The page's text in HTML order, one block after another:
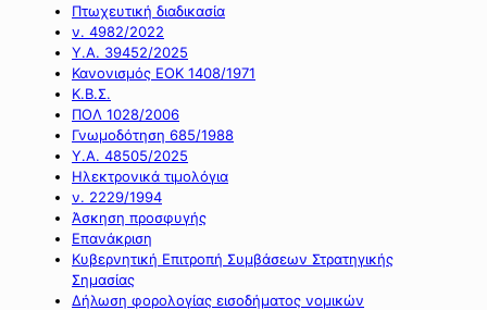
Πτωχευτική διαδικασία
ν. 4982/2022
Υ.Α. 39452/2025
Κανονισμός ΕΟΚ 1408/1971
Κ.Β.Σ.
ΠΟΛ 1028/2006
Γνωμοδότηση 685/1988
Υ.Α. 48505/2025
Ηλεκτρονικά τιμολόγια
ν. 2229/1994
Άσκηση προσφυγής
Επανάκριση
Κυβερνητική Επιτροπή Συμβάσεων Στρατηγικής
Σημασίας
Δήλωση φορολογίας εισοδήματος νομικών